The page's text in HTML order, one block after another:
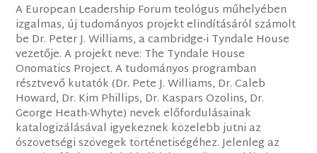
A European Leadership Forum teológus műhelyében
izgalmas, új tudományos projekt elindításáról számolt
be Dr. Peter J. Williams, a cambridge-i Tyndale House
vezetője. A projekt neve: The Tyndale House
Onomatics Project. A tudományos programban
résztvevő kutatók (Dr. Pete J. Williams, Dr. Caleb
Howard, Dr. Kim Phillips, Dr. Kaspars Ozolins, Dr.
George Heath-Whyte) nevek előfordulásainak
katalogizálásával igyekeznek közelebb jutni az
ószövetségi szövegek történetiségéhez. Jelenleg az